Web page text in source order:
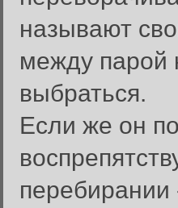
называют
между парой
выбраться.
Если же он
перебирании